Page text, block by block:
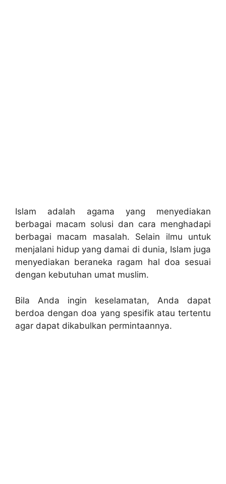
Islam adalah agama yang menyediakan
berbagai macam solusi dan cara menghadapi
berbagai macam masalah. Selain ilmu untuk
menjalani hidup yang damai di dunia, Islam juga
menyediakan beraneka ragam hal doa sesuai
dengan kebutuhan umat muslim.
Bila Anda ingin keselamatan, Anda dapat
berdoa dengan doa yang spesifik atau tertentu
agar dapat dikabulkan permintaannya.